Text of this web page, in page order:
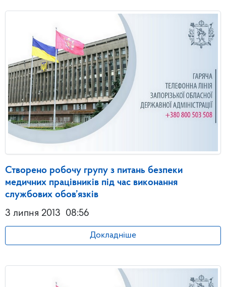
Створено робочу групу з питань безпеки
медичних працівників під час виконання
службових обов’язків
3 липня 2013 08:56
Докладніше